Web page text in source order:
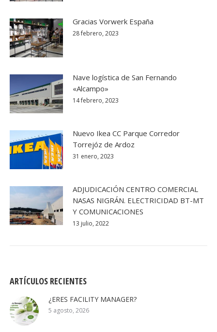
Gracias Vorwerk España
28 febrero, 2023
Nave logística de San Fernando
«Alcampo»
14 febrero, 2023
Nuevo Ikea CC Parque Corredor
Torrejóz de Ardoz
31 enero, 2023
ADJUDICACIÓN CENTRO COMERCIAL
NASAS NIGRÁN. ELECTRICIDAD BT-MT
Y COMUNICACIONES
13 julio, 2022
ARTÍCULOS RECIENTES
¿ERES FACILITY MANAGER?
5 agosto, 2026